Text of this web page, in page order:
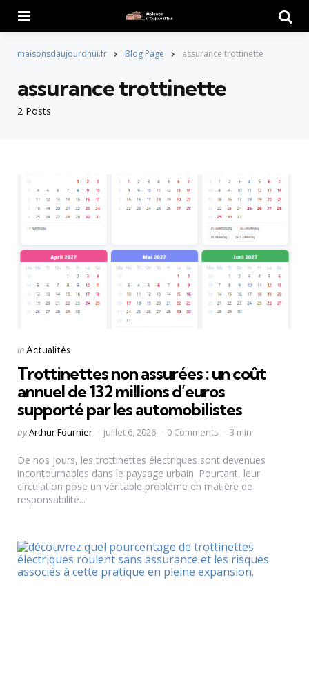
maisonsdaujourdhui.fr Blog Page assurance trottinette
2 Posts
assurance trottinette
Categories
Posted
inActualités
Trottinettes non assurées : un coût
annuel de 132 millions d’euros
supporté par les automobilistes
Posted
byArthur Fournier juillet 6, 2026 0 Comments 3 min
De nos jours, les trottinettes électriques sont devenues
incontournables dans le paysage urbain. Pourtant, leur
circulation pose un véritable problème en matière de
responsabilité...